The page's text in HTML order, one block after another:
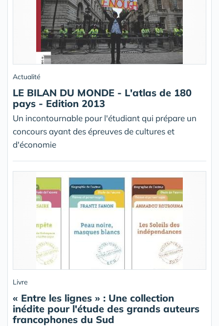
Actualité
LE BILAN DU MONDE - L'atlas de 180
pays - Edition 2013
Un incontournable pour l'étudiant qui prépare un
concours ayant des épreuves de cultures et
d'économie
Livre
« Entre les lignes » : Une collection
inédite pour l'étude des grands auteurs
francophones du Sud